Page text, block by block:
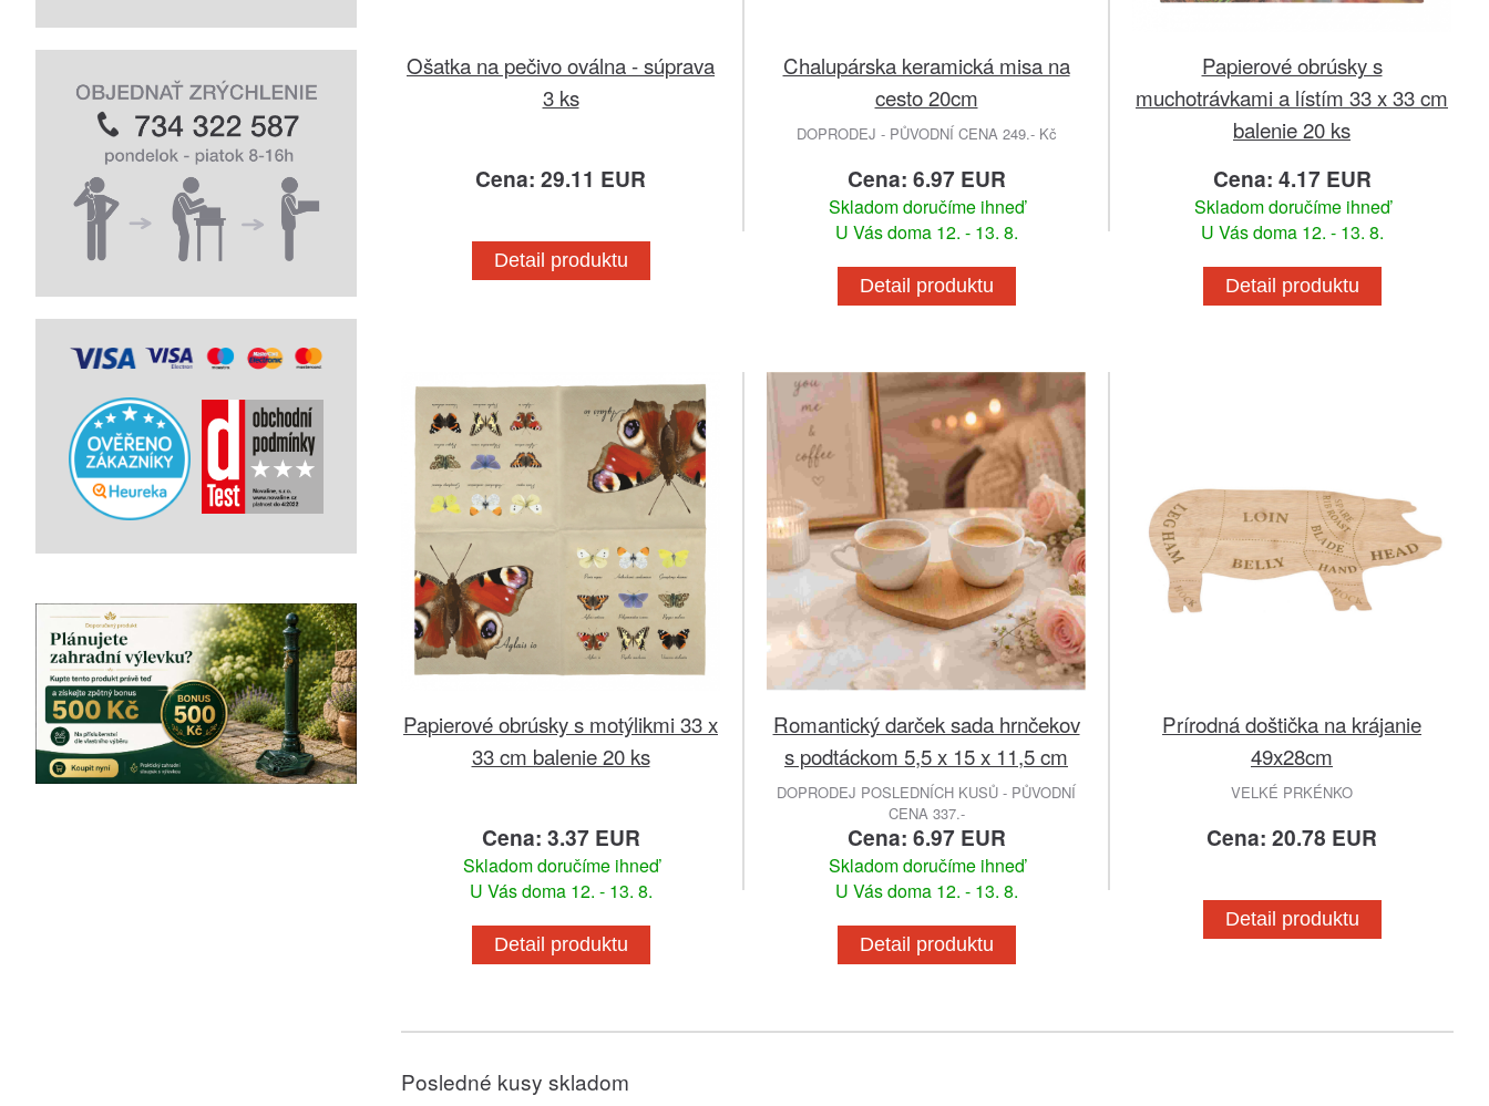
Ošatka na pečivo oválna - súprava
3 ks
Cena: 29.11 EUR
Detail produktu
Chalupárska keramická misa na
cesto 20cm
DOPRODEJ - PŮVODNÍ CENA 249.- Kč
Cena: 6.97 EUR
Skladom doručíme ihneď
U Vás doma 12. - 13. 8.
Detail produktu
Papierové obrúsky s
muchotrávkami a lístím 33 x 33 cm
balenie 20 ks
Cena: 4.17 EUR
Skladom doručíme ihneď
U Vás doma 12. - 13. 8.
Detail produktu
Papierové obrúsky s motýlikmi 33 x
33 cm balenie 20 ks
Cena: 3.37 EUR
Skladom doručíme ihneď
U Vás doma 12. - 13. 8.
Detail produktu
Romantický darček sada hrnčekov
s podtáckom 5,5 x 15 x 11,5 cm
DOPRODEJ POSLEDNÍCH KUSŮ - PŮVODNÍ
CENA 337.-
Cena: 6.97 EUR
Skladom doručíme ihneď
U Vás doma 12. - 13. 8.
Detail produktu
Prírodná doštička na krájanie
49x28cm
VELKÉ PRKÉNKO
Cena: 20.78 EUR
Detail produktu
Posledné kusy skladom